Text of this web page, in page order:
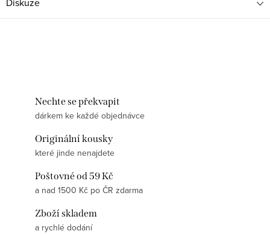
Nechte se překvapit
dárkem ke každé objednávce
Originální kousky
které jinde nenajdete
Poštovné od 59 Kč
a nad 1500 Kč po ČR zdarma
Zboží skladem
a rychlé dodání